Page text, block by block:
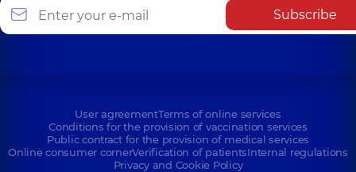
Subscribe
User agreementTerms of online services
Conditions for the provision of vaccination services
Public contract for the provision of medical services
Online consumer cornerVerification of patientsInternal regulations
Privacy and Cookie Policy